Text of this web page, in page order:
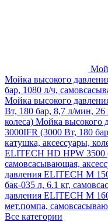
Мойка высокого
бар, 1080 л/ч,
Мойка высокого
Вт, 180 бар, 8,7 л/мин, 26
колеса) Мойка высокого
3000IFR (3000 Вт, 180
катушка, аксессуары,
ELITECH HD HPW 3500
самовсасывающая,
давления ELITECH M
бак-035 л, 6.1 кг,
давления ELITECH М
мет.помпа,
Все категории